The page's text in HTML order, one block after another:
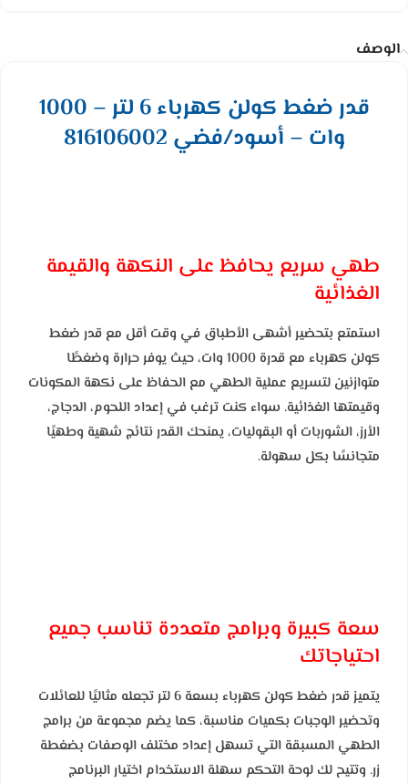
الوصف
قدر ضغط كولن كهرباء 6 لتر – 1000
وات – أسود/فضي 816106002
طهي سريع يحافظ على النكهة والقيمة
الغذائية
استمتع بتحضير أشهى الأطباق في وقت أقل مع قدر ضغط
كولن كهرباء مع قدرة 1000 وات، حيث يوفر حرارة وضغطًا
متوازنين لتسريع عملية الطهي مع الحفاظ على نكهة المكونات
وقيمتها الغذائية. سواء كنت ترغب في إعداد اللحوم، الدجاج،
الأرز، الشوربات أو البقوليات، يمنحك القدر نتائج شهية وطهيًا
متجانسًا بكل سهولة.
سعة كبيرة وبرامج متعددة تناسب جميع
احتياجاتك
يتميز قدر ضغط كولن كهرباء بسعة 6 لتر تجعله مثاليًا للعائلات
وتحضير الوجبات بكميات مناسبة، كما يضم مجموعة من برامج
الطهي المسبقة التي تسهل إعداد مختلف الوصفات بضغطة
زر. وتتيح لك لوحة التحكم سهلة الاستخدام اختيار البرنامج